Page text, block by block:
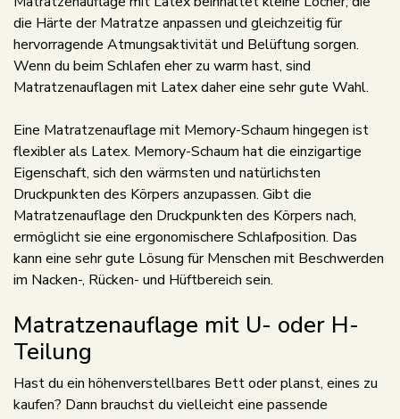
die Härte der Matratze anpassen und gleichzeitig für
hervorragende Atmungsaktivität und Belüftung sorgen.
Wenn du beim Schlafen eher zu warm hast, sind
Matratzenauflagen mit Latex daher eine sehr gute Wahl.
Eine Matratzenauflage mit Memory-Schaum hingegen ist
flexibler als Latex. Memory-Schaum hat die einzigartige
Eigenschaft, sich den wärmsten und natürlichsten
Druckpunkten des Körpers anzupassen. Gibt die
Matratzenauflage den Druckpunkten des Körpers nach,
ermöglicht sie eine ergonomischere Schlafposition. Das
kann eine sehr gute Lösung für Menschen mit Beschwerden
im Nacken-, Rücken- und Hüftbereich sein.
Matratzenauflage mit U- oder H-
Teilung
Hast du ein höhenverstellbares Bett oder planst, eines zu
kaufen? Dann brauchst du vielleicht eine passende